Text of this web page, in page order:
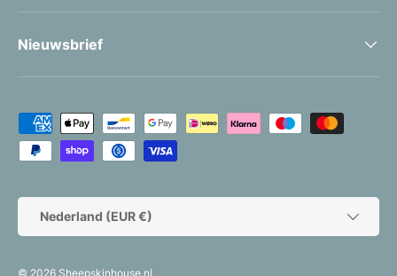
Nieuwsbrief
Geaccepteerde betaalmethoden
Nederland (EUR €)
© 2026 Sheepskinhouse.nl.